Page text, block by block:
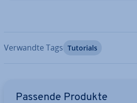
Verwandte Tags Tutorials
Passende Produkte